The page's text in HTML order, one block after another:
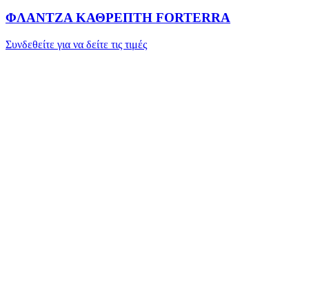
ΦΛΑΝΤΖΑ ΚΑΘΡΕΠΤΗ FORTERRA
Συνδεθείτε για να δείτε τις τιμές